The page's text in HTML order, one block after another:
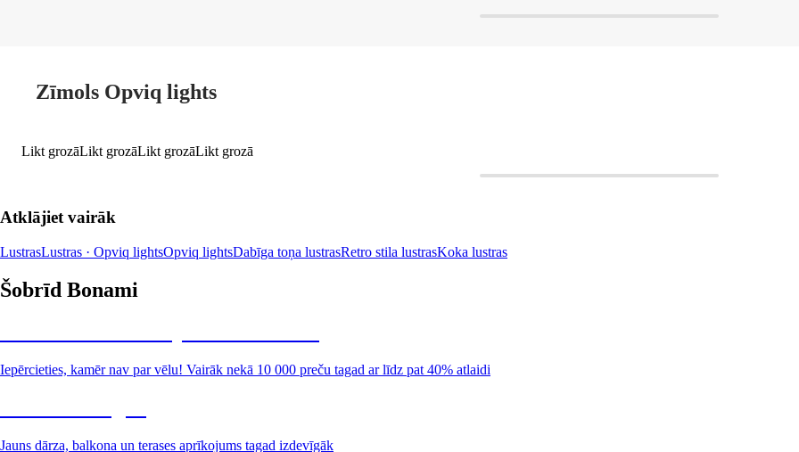
Zīmols Opviq lights
Likt grozāLikt grozāLikt grozāLikt grozā
Atklājiet vairāk
LustrasLustras · Opviq lightsOpviq lightsDabīga toņa lustrasRetro stila lustrasKoka lustras
Šobrīd Bonami
Iepērcieties, kamēr nav par vēlu! Vairāk nekā 10 000 preču tagad ar līdz pat 40% atlaidi
Jauns dārza, balkona un terases aprīkojums tagad izdevīgāk